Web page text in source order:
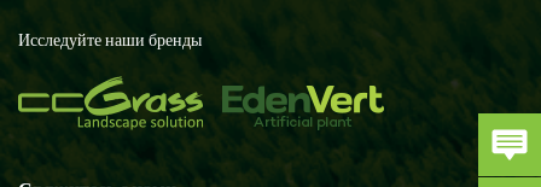
Исследуйте наши бренды